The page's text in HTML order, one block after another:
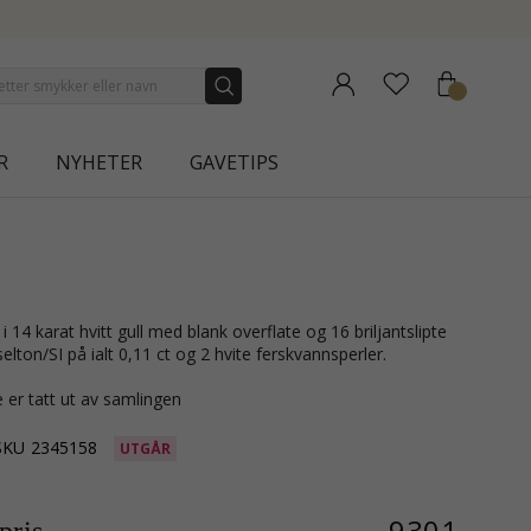
NYHETER GAVETIPS
SI på ialt 0,11 ct og 2 hvite ferskvannsperler.
er tatt ut av samlingen
2345158 UTGÅR